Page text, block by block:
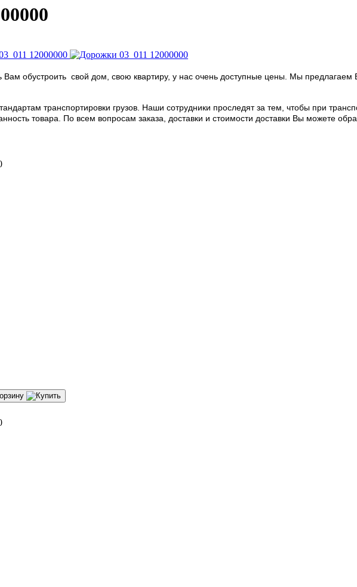
обустроить свой дом, свою квартиру, у нас очень доступные цены. Мы предлагаем
транспортировки грузов. Наши сотрудники проследят за тем, чтобы при
товара. По всем вопросам заказа, доставки и стоимости доставки Вы можете